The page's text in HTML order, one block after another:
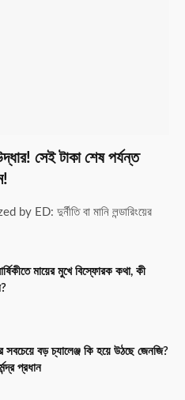
সেই টাকা শেষ পর্যন্ত
দুর্নীতি বা মানি লন্ডারিংয়ের
মায়ের মুখে বিস্ফোরক কথা, কী
সবচেয়ে বড় চ্যালেঞ্জ কি হয়ে উঠছে জেনজি?
প্রধান